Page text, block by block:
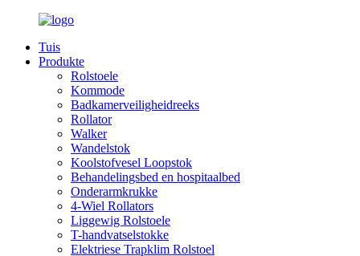
Tuis
Produkte
Rolstoele
Kommode
Badkamerveiligheidreeks
Rollator
Walker
Wandelstok
Koolstofvesel Loopstok
Behandelingsbed en hospitaalbed
Onderarmkrukke
4-Wiel Rollators
Liggewig Rolstoele
T-handvatselstokke
Elektriese Trapklim Rolstoel